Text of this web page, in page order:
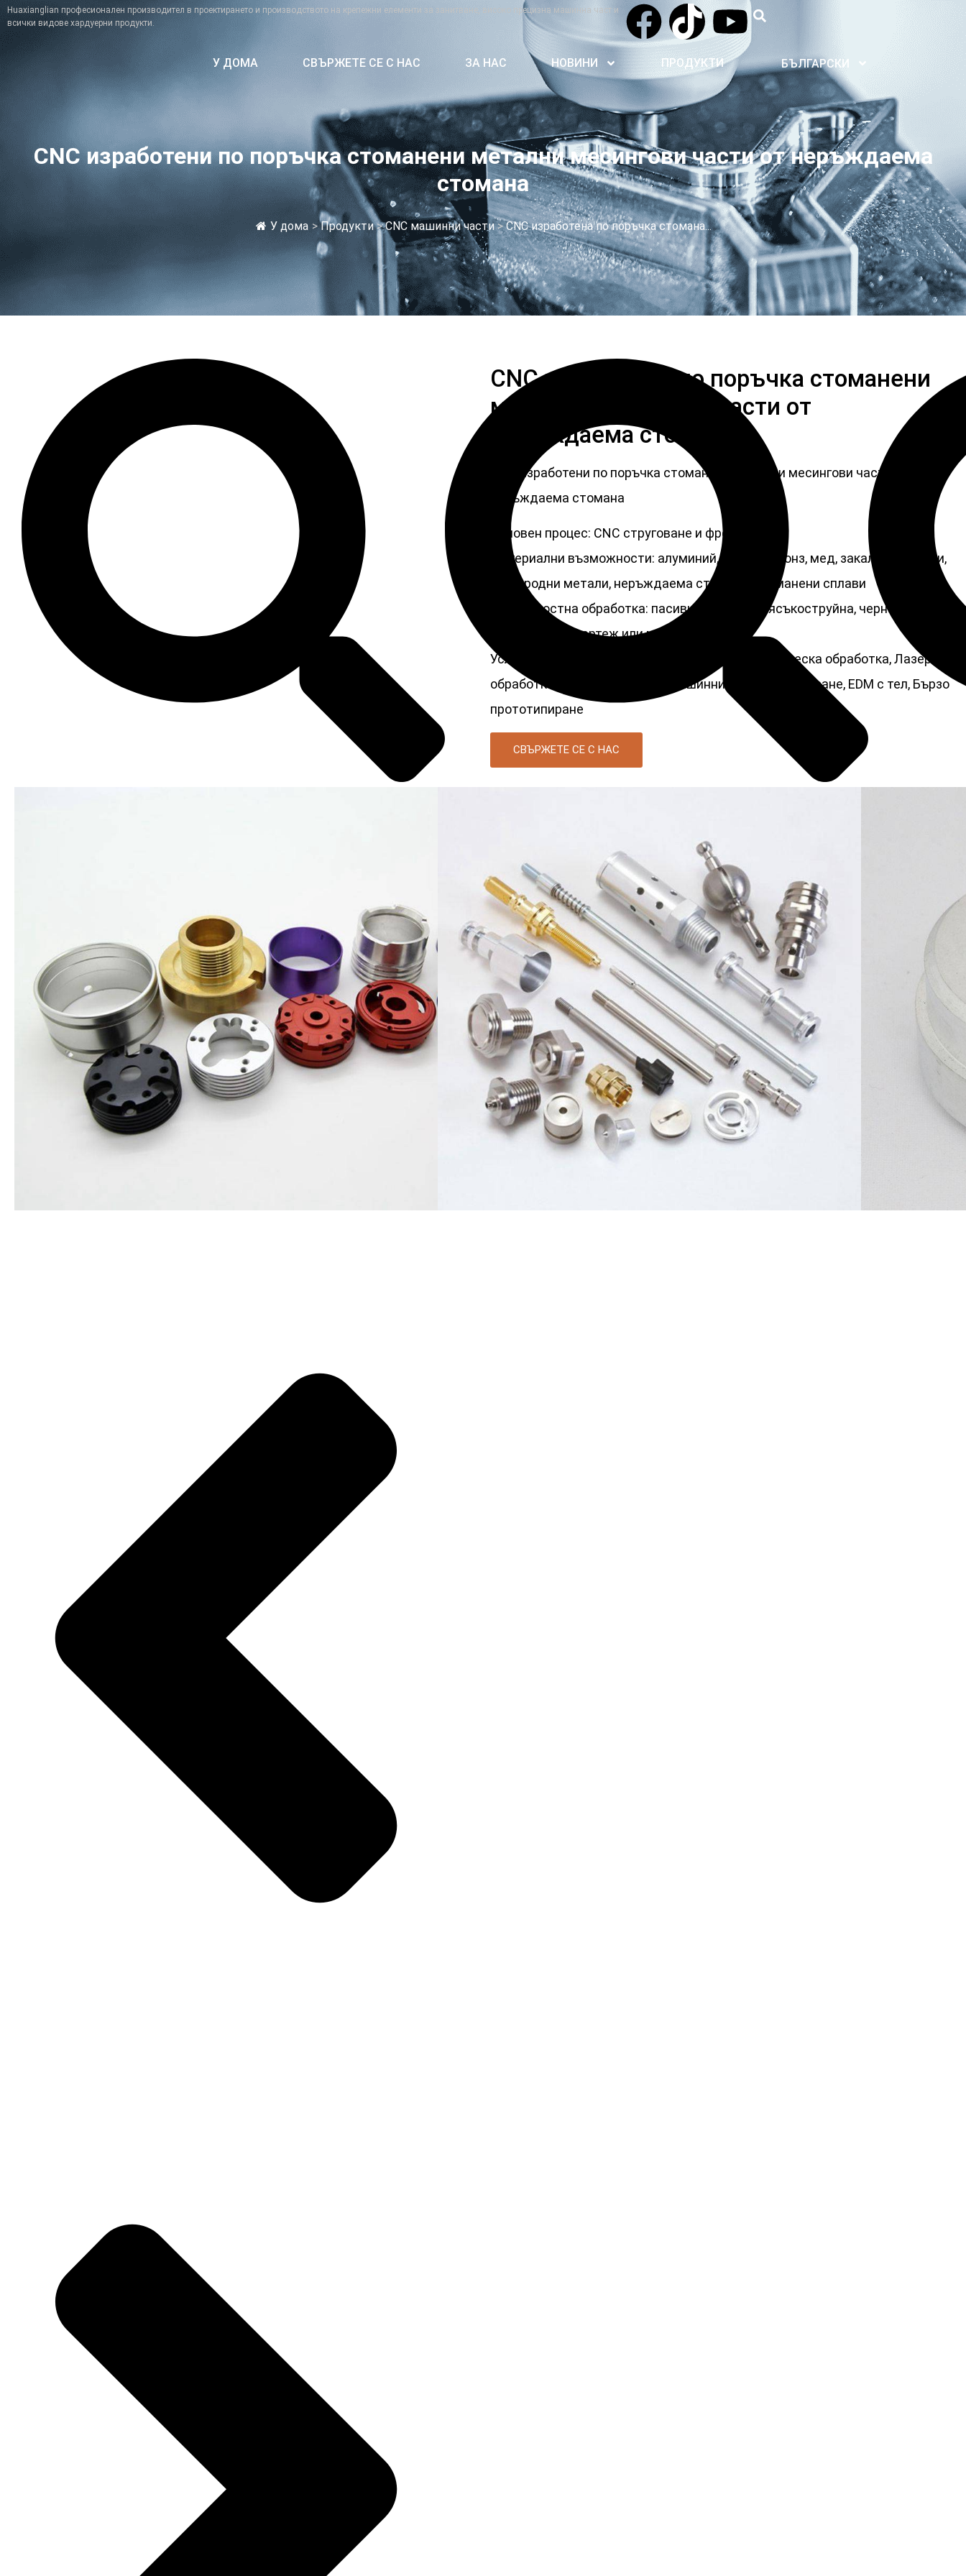
Huaxianglian професионален производител в проектирането и производството на крепежни елементи за занитване, високо прецизна машинна част и
всички видове хардуерни продукти.
У ДОМА СВЪРЖЕТЕ СЕ С НАС ЗА НАС НОВИНИ ПРОДУКТИ БЪЛГАРСКИ
CNC изработени по поръчка стоманени метални месингови части от неръждаема
стомана
У дома > Продукти > CNC машинни части > CNC изработена по поръчка стомана...
CNC изработени по поръчка стоманени
метални месингови части от
неръждаема стомана
CNC изработени по поръчка стоманени метални месингови части от
неръждаема стомана
Основен процес: CNC струговане и фрезоване
Материални възможности: алуминий, месинг, бронз, мед, закалени метали,
благородни метали, неръждаема стомана, стоманени сплави
Повърхностна обработка: пасивна, покрита, пясъкоструйна, черна
Размер: Като чертеж или мостри
Услуги: Протягане, ПРОБИВАНЕ, Гравиране/Химическа обработка, Лазерна
обработка, Фрезоване, Други машинни услуги, Струговане, EDM с тел, Бързо
прототипиране
СВЪРЖЕТЕ СЕ С НАС